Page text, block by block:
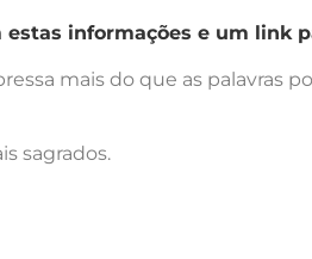
informações e um link
mais do que as palavras
sagrados.